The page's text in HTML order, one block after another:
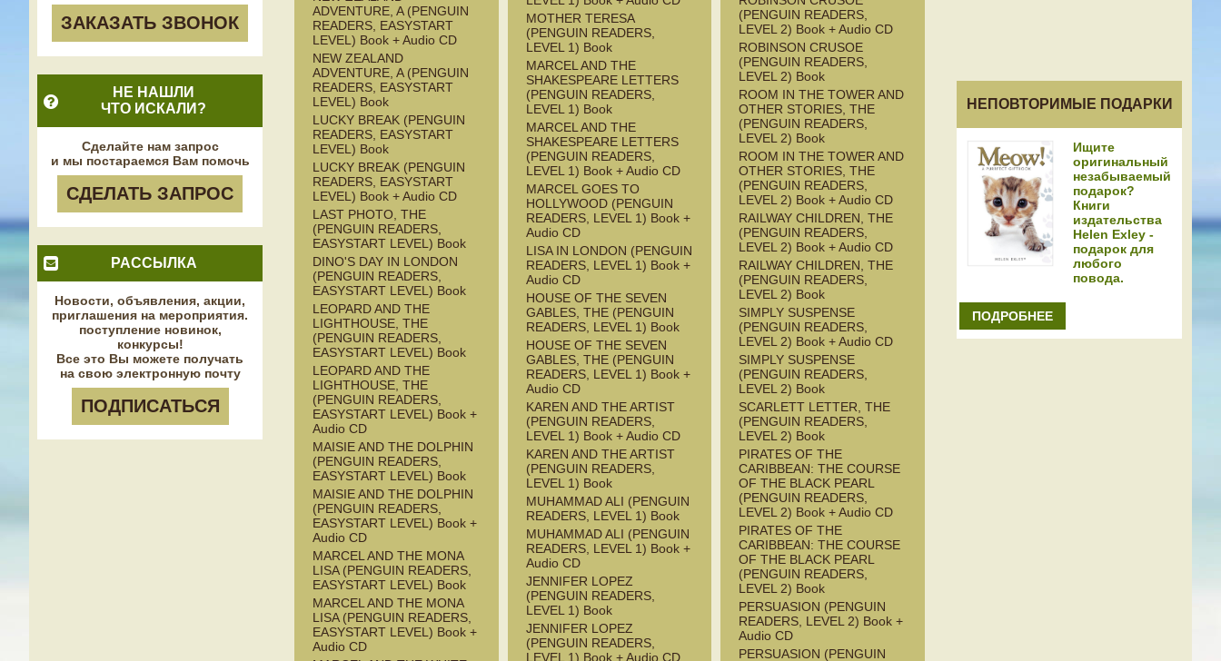
ЗАКАЗАТЬ ЗВОНОК
НЕ НАШЛИ
ЧТО ИСКАЛИ?
Сделайте нам запрос
и мы постараемся Вам помочь
СДЕЛАТЬ ЗАПРОС
РАССЫЛКА
Новости, объявления, акции,
приглашения на мероприятия.
поступление новинок,
конкурсы!
Все это Вы можете получать
на свою электронную почту
ПОДПИСАТЬСЯ
ADVENTURE, A (PENGUIN
READERS, EASYSTART
LEVEL) Book + Audio CD
NEW ZEALAND
ADVENTURE, A (PENGUIN
READERS, EASYSTART
LEVEL) Book
LUCKY BREAK (PENGUIN
READERS, EASYSTART
LEVEL) Book
LUCKY BREAK (PENGUIN
READERS, EASYSTART
LEVEL) Book + Audio CD
LAST PHOTO, THE
(PENGUIN READERS,
EASYSTART LEVEL) Book
DINO'S DAY IN LONDON
(PENGUIN READERS,
EASYSTART LEVEL) Book
LEOPARD AND THE
LIGHTHOUSE, THE
(PENGUIN READERS,
EASYSTART LEVEL) Book
LEOPARD AND THE
LIGHTHOUSE, THE
(PENGUIN READERS,
EASYSTART LEVEL) Book +
Audio CD
MAISIE AND THE DOLPHIN
(PENGUIN READERS,
EASYSTART LEVEL) Book
MAISIE AND THE DOLPHIN
(PENGUIN READERS,
EASYSTART LEVEL) Book +
Audio CD
MARCEL AND THE MONA
LISA (PENGUIN READERS,
EASYSTART LEVEL) Book
MARCEL AND THE MONA
LISA (PENGUIN READERS,
EASYSTART LEVEL) Book +
Audio CD
MOTHER TERESA
(PENGUIN READERS,
LEVEL 1) Book
MARCEL AND THE
SHAKESPEARE LETTERS
(PENGUIN READERS,
LEVEL 1) Book
MARCEL AND THE
SHAKESPEARE LETTERS
(PENGUIN READERS,
LEVEL 1) Book + Audio CD
MARCEL GOES TO
HOLLYWOOD (PENGUIN
READERS, LEVEL 1) Book +
Audio CD
LISA IN LONDON (PENGUIN
READERS, LEVEL 1) Book +
Audio CD
HOUSE OF THE SEVEN
GABLES, THE (PENGUIN
READERS, LEVEL 1) Book
HOUSE OF THE SEVEN
GABLES, THE (PENGUIN
READERS, LEVEL 1) Book +
Audio CD
KAREN AND THE ARTIST
(PENGUIN READERS,
LEVEL 1) Book + Audio CD
KAREN AND THE ARTIST
(PENGUIN READERS,
LEVEL 1) Book
MUHAMMAD ALI (PENGUIN
READERS, LEVEL 1) Book
MUHAMMAD ALI (PENGUIN
READERS, LEVEL 1) Book +
Audio CD
JENNIFER LOPEZ
(PENGUIN READERS,
LEVEL 1) Book
JENNIFER LOPEZ
(PENGUIN READERS,
LEVEL 1) Book + Audio CD
(PENGUIN READERS,
LEVEL 2) Book + Audio CD
ROBINSON CRUSOE
(PENGUIN READERS,
LEVEL 2) Book
ROOM IN THE TOWER AND
OTHER STORIES, THE
(PENGUIN READERS,
LEVEL 2) Book
ROOM IN THE TOWER AND
OTHER STORIES, THE
(PENGUIN READERS,
LEVEL 2) Book + Audio CD
RAILWAY CHILDREN, THE
(PENGUIN READERS,
LEVEL 2) Book + Audio CD
RAILWAY CHILDREN, THE
(PENGUIN READERS,
LEVEL 2) Book
SIMPLY SUSPENSE
(PENGUIN READERS,
LEVEL 2) Book + Audio CD
SIMPLY SUSPENSE
(PENGUIN READERS,
LEVEL 2) Book
SCARLETT LETTER, THE
(PENGUIN READERS,
LEVEL 2) Book
PIRATES OF THE
CARIBBEAN: THE COURSE
OF THE BLACK PEARL
(PENGUIN READERS,
LEVEL 2) Book + Audio CD
PIRATES OF THE
CARIBBEAN: THE COURSE
OF THE BLACK PEARL
(PENGUIN READERS,
LEVEL 2) Book
PERSUASION (PENGUIN
READERS, LEVEL 2) Book +
Audio CD
PERSUASION (PENGUIN
НЕПОВТОРИМЫЕ ПОДАРКИ
Ищите
оригинальный
незабываемый
подарок?
Книги
издательства
Helen Exley -
подарок для
любого
повода.
ПОДРОБНЕЕ